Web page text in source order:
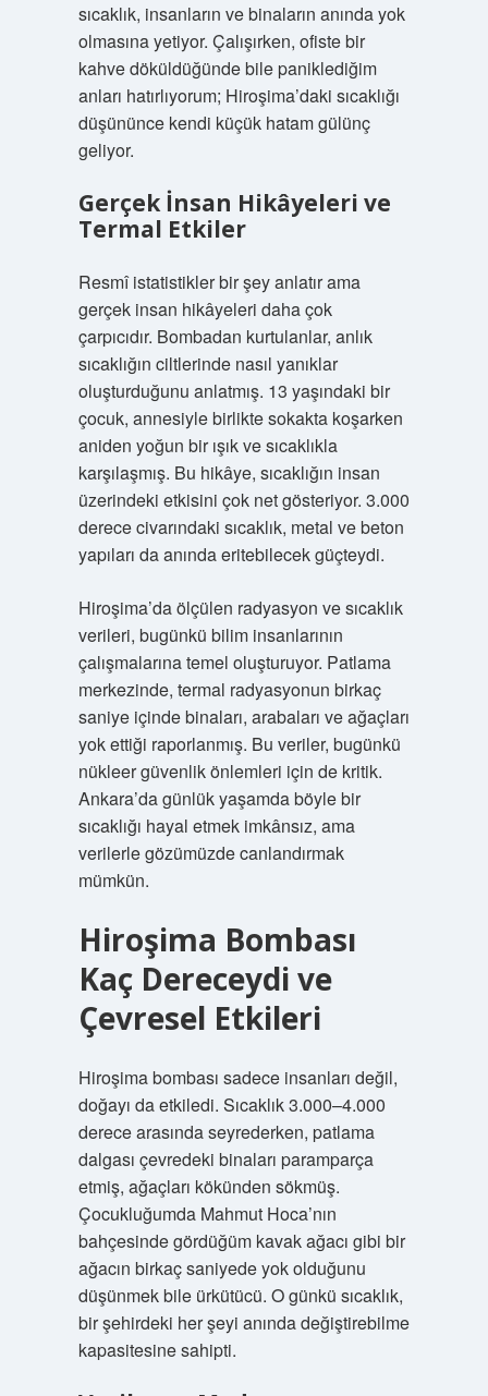
sıcaklık, insanların ve binaların anında yok
olmasına yetiyor. Çalışırken, ofiste bir
kahve döküldüğünde bile paniklediğim
anları hatırlıyorum; Hiroşima’daki sıcaklığı
düşününce kendi küçük hatam gülünç
geliyor.
Gerçek İnsan Hikâyeleri ve
Termal Etkiler
Resmî istatistikler bir şey anlatır ama
gerçek insan hikâyeleri daha çok
çarpıcıdır. Bombadan kurtulanlar, anlık
sıcaklığın ciltlerinde nasıl yanıklar
oluşturduğunu anlatmış. 13 yaşındaki bir
çocuk, annesiyle birlikte sokakta koşarken
aniden yoğun bir ışık ve sıcaklıkla
karşılaşmış. Bu hikâye, sıcaklığın insan
üzerindeki etkisini çok net gösteriyor. 3.000
derece civarındaki sıcaklık, metal ve beton
yapıları da anında eritebilecek güçteydi.
Hiroşima’da ölçülen radyasyon ve sıcaklık
verileri, bugünkü bilim insanlarının
çalışmalarına temel oluşturuyor. Patlama
merkezinde, termal radyasyonun birkaç
saniye içinde binaları, arabaları ve ağaçları
yok ettiği raporlanmış. Bu veriler, bugünkü
nükleer güvenlik önlemleri için de kritik.
Ankara’da günlük yaşamda böyle bir
sıcaklığı hayal etmek imkânsız, ama
verilerle gözümüzde canlandırmak
mümkün.
Hiroşima Bombası
Kaç Dereceydi ve
Çevresel Etkileri
Hiroşima bombası sadece insanları değil,
doğayı da etkiledi. Sıcaklık 3.000–4.000
derece arasında seyrederken, patlama
dalgası çevredeki binaları paramparça
etmiş, ağaçları kökünden sökmüş.
Çocukluğumda Mahmut Hoca’nın
bahçesinde gördüğüm kavak ağacı gibi bir
ağacın birkaç saniyede yok olduğunu
düşünmek bile ürkütücü. O günkü sıcaklık,
bir şehirdeki her şeyi anında değiştirebilme
kapasitesine sahipti.